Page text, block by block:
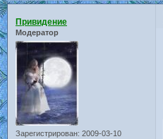
Привидение
Модератор
Зарегистрирован: 2009-03-10